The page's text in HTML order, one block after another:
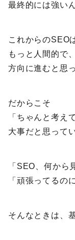
最終的には強い
これからのSEO
もっと人間的で
方向に進むと思
だからこそ
「ちゃんと考え
大事だと思って
「SEO、何から
「頑張ってるの
そんなときは、